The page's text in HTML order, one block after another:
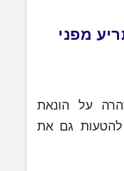
מפני
על הונאת
להטעות גם את